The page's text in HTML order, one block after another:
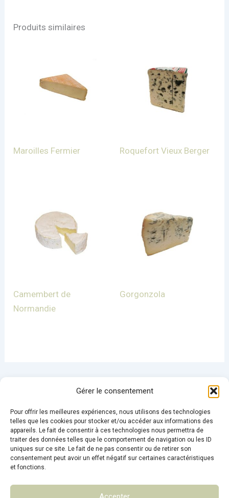
Gérer le consentement
Pour offrir les meilleures expériences, nous utilisons des technologies
telles que les cookies pour stocker et/ou accéder aux informations des
appareils. Le fait de consentir à ces technologies nous permettra de
traiter des données telles que le comportement de navigation ou les ID
uniques sur ce site. Le fait de ne pas consentir ou de retirer son
consentement peut avoir un effet négatif sur certaines caractéristiques
et fonctions.
Produits similaires
Maroilles Fermier Roquefort Vieux Berger
Camembert de
Normandie
Gorgonzola
Conditions Générales de Ventes
Mentions légales
Politique de confidentialité